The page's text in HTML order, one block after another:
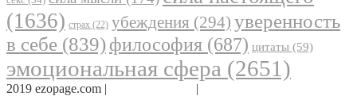
(1636) страх (22) убеждения (294) уверенность
в себе (839) философия (687) цитаты (59)
эмоциональная сфера (2651)
2019 ezopage.com | |